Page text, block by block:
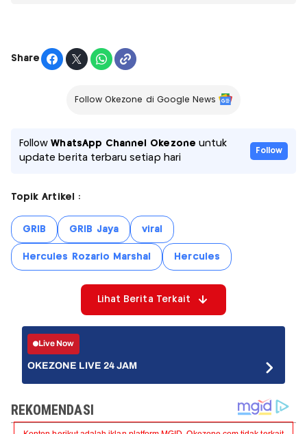
Share
Follow Okezone di Google News
FollowWhatsApp Channel Okezone untuk
update berita terbaru setiap hari
Follow
Topik Artikel :
GRIB GRIB Jaya viral
Hercules Rozario Marshal Hercules
Lihat Berita Terkait
Live Now
OKEZONE LIVE 24 JAM